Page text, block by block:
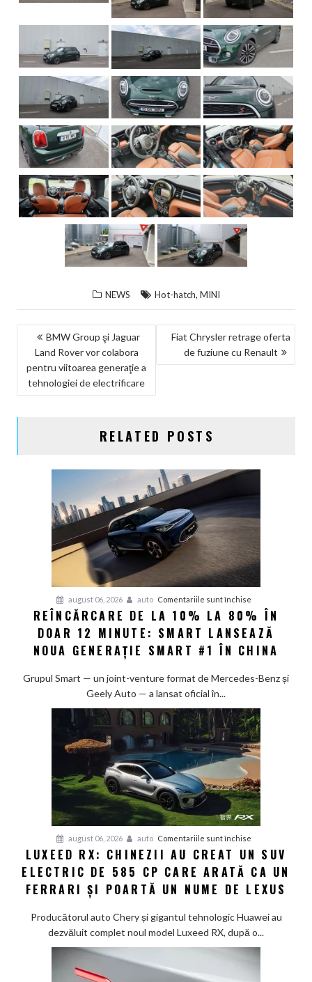
NEWS Hot-hatch, MINI
NAVIGARE
ARTICOLE
BMW Group şi Jaguar
Land Rover vor colabora
pentru viitoarea generaţie a
tehnologiei de electrificare
Fiat Chrysler retrage oferta
de fuziune cu Renault
RELATED POSTS
august 06, 2026 auto Comentariile sunt închise
Reîncărcare
de
la
la
doar
12
minute:
lansează
noua
generație
Smart
în
China
REÎNCĂRCARE DE LA 10% LA 80% ÎN
DOAR 12 MINUTE: SMART LANSEAZĂ
NOUA GENERAȚIE SMART #1 ÎN CHINA
Grupul Smart — un joint-venture format de Mercedes-Benz și
Geely Auto — a lansat oficial în...
august 06, 2026 auto Comentariile sunt închise
Luxeed
RX:
Chinezii
creat
un
LUXEED RX: CHINEZII AU CREAT UN SUV
ELECTRIC DE 585 CP CARE ARATĂ CA UN
FERRARI ȘI POARTĂ UN NUME DE LEXUS
Producătorul auto Chery și gigantul tehnologic Huawei au
dezvăluit complet noul model Luxeed RX, după o...